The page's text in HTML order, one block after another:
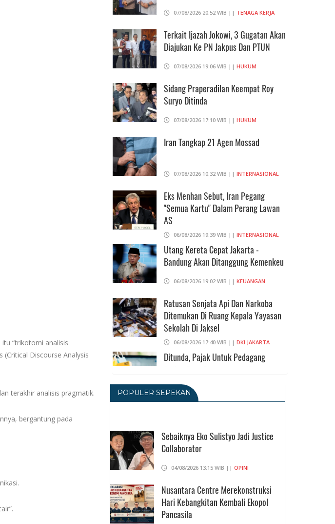
“trikotomi analisis
Discourse Analysis
terakhir analisis pragmatik.
bergantung pada
07/08/2026 20:52 WIB || TENAGA KERJA
Terkait Ijazah Jokowi, 3 Gugatan Akan
Diajukan Ke PN Jakpus Dan PTUN
07/08/2026 19:06 WIB || HUKUM
Sidang Praperadilan Keempat Roy
Suryo Ditinda
07/08/2026 17:10 WIB || HUKUM
Iran Tangkap 21 Agen Mossad
07/08/2026 10:32 WIB || INTERNASIONAL
Eks Menhan Sebut, Iran Pegang
"Semua Kartu" Dalam Perang Lawan
AS
06/08/2026 19:39 WIB || INTERNASIONAL
Utang Kereta Cepat Jakarta -
Bandung Akan Ditanggung Kemenkeu
06/08/2026 19:02 WIB || KEUANGAN
Ratusan Senjata Api Dan Narkoba
Ditemukan Di Ruang Kepala Yayasan
Sekolah Di Jaksel
06/08/2026 17:40 WIB || DKI JAKARTA
Ditunda, Pajak Untuk Pedagang
Online Baru Diterapkan 1 November
2026
06/08/2026 14:23 WIB ||
206 Juta
06/08/2026 12:28 WIB ||
KPK Ungkap Pejabat Kemenhut
Dari Bupati Kuansing
05/08/2026 20:37 WIB ||HUKUM
POPULER SEPEKAN
Sebaiknya Eko Sulistyo Jadi Justice
Collaborator
04/08/2026 13:15 WIB || OPINI
Nusantara Centre Merekonstruksi
Hari Kebangkitan Kembali Ekopol
Pancasila